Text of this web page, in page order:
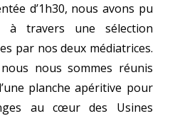
d’1h30, nous avons pu
à travers une sélection
par nos deux médiatrices.
nous sommes réunis
planche apéritive pour
au cœur des Usines